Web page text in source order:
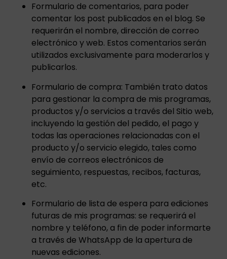
Formulario de comentarios, para poder
comentar los post publicados en el blog. Se
requerirán el nombre, dirección de correo
electrónico y web. Estos comentarios serán
utilizados exclusivamente para moderarlos y
publicarlos.
Formulario de compra: También trato datos
para gestionar la compra de mis programas,
productos y/o servicios a través del Sitio web,
incluyendo la gestión del pedido, el pago y
todas las operaciones relacionadas con el
producto y/o servicio elegido, tales como
envío de correos electrónicos de
seguimiento, respuestas, recibos, facturas,
etc.
Formulario de lista de espera para ediciones
futuras de mis programas: se requerirá el
nombre y teléfono, a fin de poder informarte
a través de WhatsApp de la apertura de
nuevas ediciones.